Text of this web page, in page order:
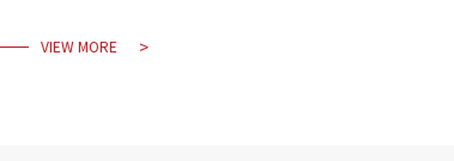
VIEW MORE